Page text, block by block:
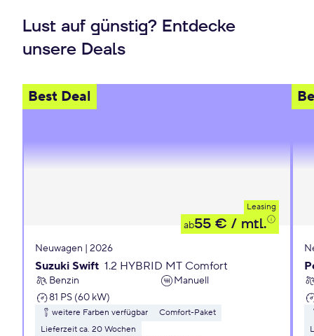
Lust auf günstig? Entdecke
unsere Deals
Best Deal
Leasing
ab55 € / mtl.
Neuwagen | 2026
Suzuki Swift 1.2 HYBRID MT Comfort
Benzin
Manuell
81 PS (60 kW)
weitere Farben verfügbar
Comfort-Paket
Lieferzeit ca. 20 Wochen